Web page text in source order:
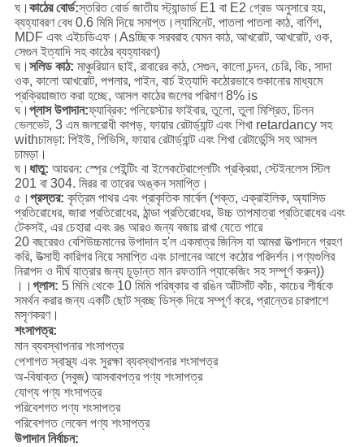
ঘ। কাঠের বোর্ড:স্তরিত বোর্ড জাতীয় স্ট্যান্ডার্ড E1 বা E2 গ্রেড অনুসারে হয়,
ব্যহ্যাবরণ বেধ 0.6 মিমি দিয়ে সমাপ্ত।ল্যামিনেট, পাতলা পাতলা কাঠ, বার্ণিশ,
MDF এবং এইচডিএফ।Asচ্ছিক সরবরাহ যেমন কাঠ, আখরোট, আখরোট, ওক,
সেগুন ইত্যাদি সহ কাঠের ব্যহ্যাবরণ)
ঘ। সলিড কাঠ: মাঞ্চুরিয়ান ছাই, রাবারের কাঠ, সেগুন, কালো চন্দন, চেরি, বিচ, সাদা
ওক, কালো আখরোট, পপলার, পাইন, বার্চ ইত্যাদি কঠোরভাবে শুকানোর মাধ্যমে
প্রক্রিয়াজাত করা হচ্ছে, আসল কাঠের জলের পরিমাণ 8% is
ঘ। প্লাস উপাদান:ফ্যাব্রিক: পলিয়েস্টার ফাইবার, তুলো, তুলা মিশ্রিত, চিলন
ভেলভেট, 3 এম জলরোধী কাপড়, ফায়ার রেটার্ড্যান্ট এবং শিখা retardancy সহ
withচামড়া: পিইউ, পিভিসি, ফায়ার রেটার্ড্যান্ট এবং শিখা রেটার্ডেন্সি সহ আসল
চামড়া।
ঘ। ধাতু: আয়রন: স্প্রে পেইন্টিং বা ইলেকট্রোপ্লেটিং প্রক্রিয়া, স্টেইনলেস স্টিল
201 বা 304. মিরর বা তারের অঙ্কন সমাপ্তি।
৫। প্রস্তর: কৃত্রিম পাথর এবং প্রাকৃতিক মার্বেল (শক্ত, এক্রাইলিক, অ্যাসিড
প্রতিরোধের, জারা প্রতিরোধের, ঠান্ডা প্রতিরোধের, উচ্চ তাপমাত্রা প্রতিরোধের এবং
টেকসই, এর চেহারা এবং রঙ আরও জন্য বজায় রাখা যেতে পারে
20 বছরেরও বেশিউচ্চমানের উপাদান হ'ল একমাত্র জিনিস যা আমরা উত্পাদনে গ্রহণ
করি, উত্সাহী কারিগর নিয়ে সমাপ্তি এবং চালানের আগে কঠোর পরিদর্শন।পণ্যগুলির
নিরাপদ ও দীর্ঘ যাত্রার জন্য চূড়ান্ত মান রফতানি প্যাকেজিং সহ সম্পূর্ণ করুন))
।। গ্লাস: 5 মিমি থেকে 10 মিমি পরিষ্কার বা রঙিন আঁটসাঁট কাঁচ, কাচের শীর্ষকে
সমর্থন করার জন্য একটি ছোট স্বচ্ছ ডিস্ক দিয়ে সম্পূর্ণ করে, প্রান্তের চারপাশে
মসৃণকরণ।
শংসাপত্র:
মান ব্যবস্থাপনার শংসাপত্র
পেশাগত স্বাস্থ্য এবং সুরক্ষা ব্যবস্থাপনার শংসাপত্র
অ-বিষাক্ত (সবুজ) আসবাবপত্র পণ্য শংসাপত্র
যোগ্য পণ্য শংসাপত্র
পরিবেশগত পণ্য শংসাপত্র
পরিবেশগত লেবেল পণ্য শংসাপত্র
উপাদান নির্বাচন: